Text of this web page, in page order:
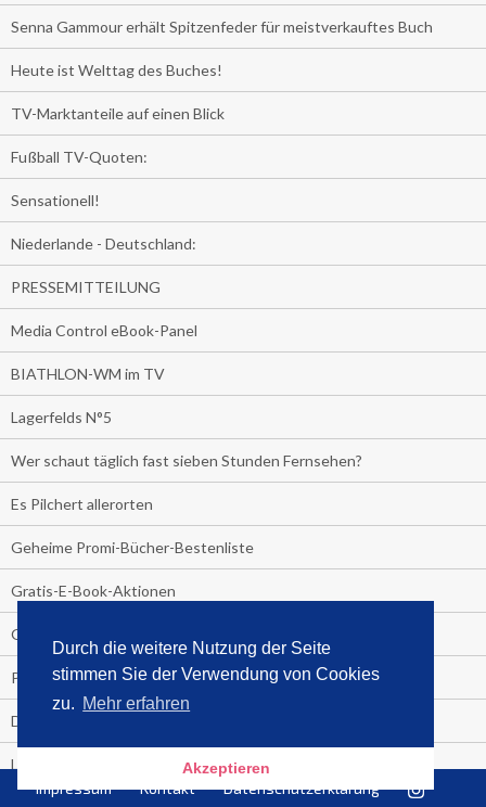
Durch die weitere Nutzung der Seite
stimmen Sie der Verwendung von Cookies
zu. Mehr erfahren
Akzeptieren
Senna Gammour erhält Spitzenfeder für meistverkauftes Buch
Heute ist Welttag des Buches!
TV-Marktanteile auf einen Blick
Fußball TV-Quoten:
Sensationell!
Niederlande - Deutschland:
PRESSEMITTEILUNG
Media Control eBook-Panel
BIATHLON-WM im TV
Lagerfelds N°5
Wer schaut täglich fast sieben Stunden Fernsehen?
Es Pilchert allerorten
Geheime Promi-Bücher-Bestenliste
Gratis-E-Book-Aktionen
Gefahr fürs Dschungelcamp!
PRESSEMITTEILUNG
Deutschland im Handball-Fieber
Libri und Media Control verlängern Vertrag langfristig
Impressum Kontakt Datenschutzerklärung